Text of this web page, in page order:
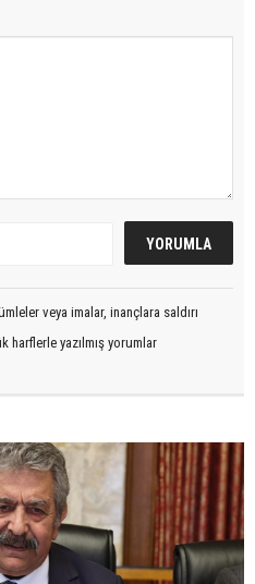
veya imalar, inançlara saldırı
harflerle yazılmış yorumlar